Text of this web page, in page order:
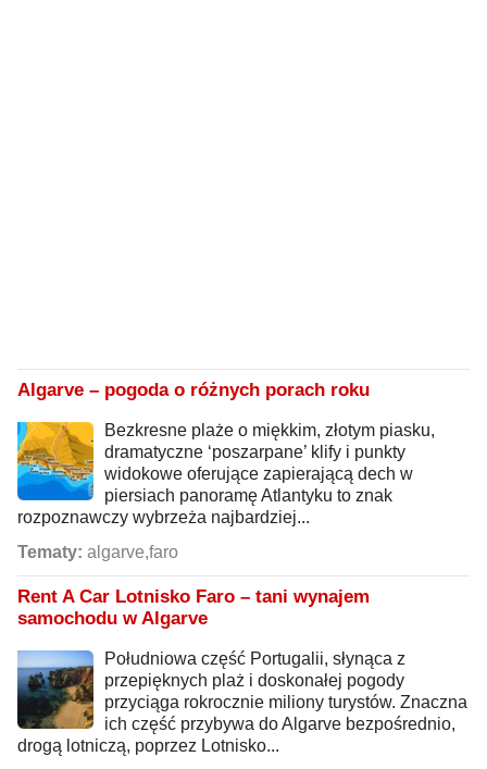
Algarve – pogoda o różnych porach roku
Bezkresne plaże o miękkim, złotym piasku,
dramatyczne ‘poszarpane’ klify i punkty
widokowe oferujące zapierającą dech w
piersiach panoramę Atlantyku to znak
rozpoznawczy wybrzeża najbardziej...
Tematy: algarve,faro
Rent A Car Lotnisko Faro – tani wynajem
samochodu w Algarve
Południowa część Portugalii, słynąca z
przepięknych plaż i doskonałej pogody
przyciąga rokrocznie miliony turystów. Znaczna
ich część przybywa do Algarve bezpośrednio,
drogą lotniczą, poprzez Lotnisko...